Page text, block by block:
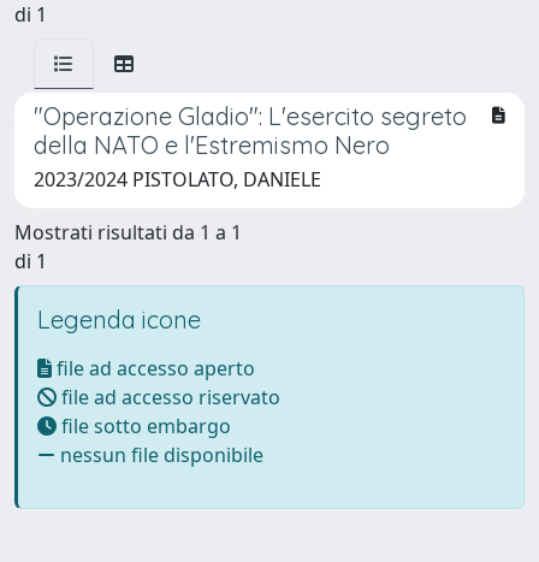
di 1
"Operazione Gladio": L'esercito segreto
della NATO e l'Estremismo Nero
2023/2024 PISTOLATO, DANIELE
Mostrati risultati da 1 a 1
di 1
Legenda icone
file ad accesso aperto
file ad accesso riservato
file sotto embargo
nessun file disponibile